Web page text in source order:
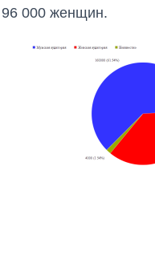
96 000 женщин.